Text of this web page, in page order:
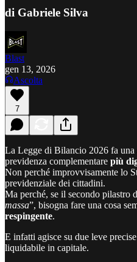
di Gabriele Silva
Blast
gen 13, 2026
Ascolta
7
La Legge di Bilancio 2026 fa una
previdenza complementare più
Non perché improvvisamente lo
previdenziale dei cittadini.
Ma perché, se il secondo pilastro
massa”, bisogna fare una cosa
respingente.
E infatti agisce su due leve
liquidabile in capitale.